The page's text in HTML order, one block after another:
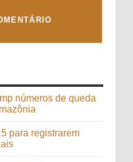
números de queda
para registrarem